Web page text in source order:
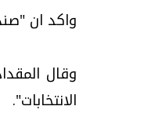
واكد ان
وقال
الانتخابات".